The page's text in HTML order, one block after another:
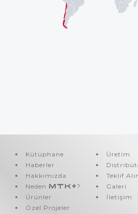
Kütüphane
Haberler
Hakkımızda
Neden MTK+?
Ürünler
Özel Projeler
Üretim
Teklif
Galeri
İletişim